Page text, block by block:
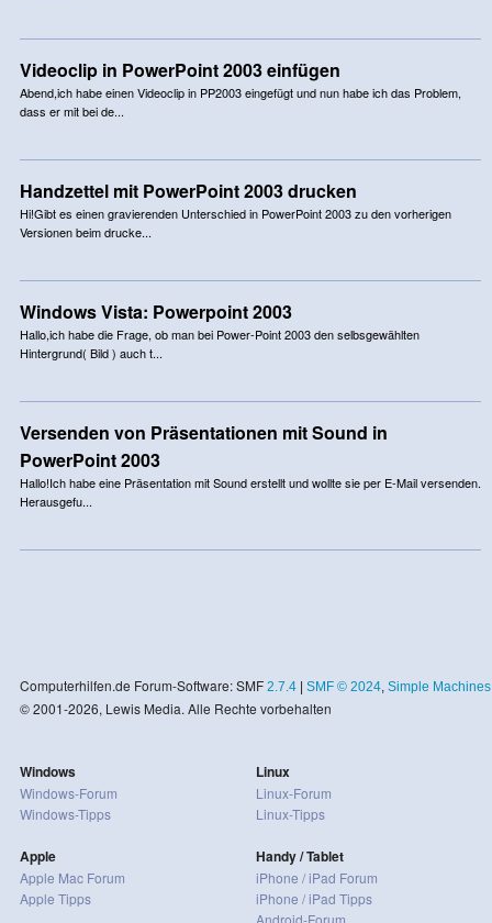
Videoclip in PowerPoint 2003 einfügen
Abend,ich habe einen Videoclip in PP2003 eingefügt und nun habe ich das Problem,
dass er mit bei de...
Handzettel mit PowerPoint 2003 drucken
Hi!Gibt es einen gravierenden Unterschied in PowerPoint 2003 zu den vorherigen
Versionen beim drucke...
Windows Vista: Powerpoint 2003
Hallo,ich habe die Frage, ob man bei Power-Point 2003 den selbsgewählten
Hintergrund( Bild ) auch t...
Versenden von Präsentationen mit Sound in
PowerPoint 2003
Hallo!Ich habe eine Präsentation mit Sound erstellt und wollte sie per E-Mail versenden.
Herausgefu...
Computerhilfen.de Forum-Software: SMF 2.7.4| SMF © 2024, Simple Machines
© 2001-2026, Lewis Media. Alle Rechte vorbehalten
Windows
Windows-Forum
Windows-Tipps
Apple
Apple Mac Forum
Apple Tipps
Linux
Linux-Forum
Linux-Tipps
Handy / Tablet
iPhone / iPad Forum
iPhone / iPad Tipps
Android-Forum